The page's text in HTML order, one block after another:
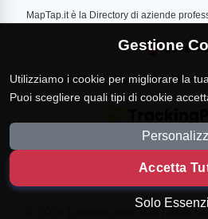
MapTap.it è la Directory di aziende
Loverlist.com è il comparatore di
Gestione
Utilizziamo i cookie per migliorare la
Puoi scegliere quali tipi di cookie
Accetta
Solo